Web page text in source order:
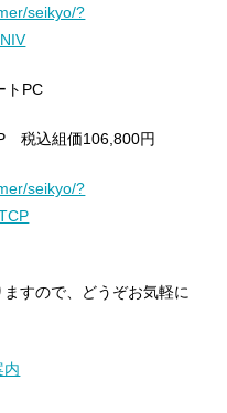
seikyo/?
トPC
税込組価106,800円
seikyo/?
すので、どうぞお気軽に
内